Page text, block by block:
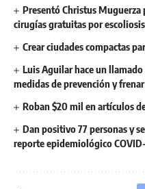
Presentó Christus Muguerza
cirugías gratuitas por escoliosis
Crear ciudades compactas
Luis Aguilar hace un
medidas de prevención y
Roban $20 mil en artículos
Dan positivo 77 personas y
reporte epidemiológico